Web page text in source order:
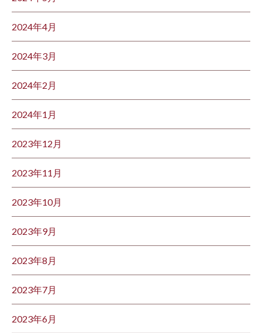
2024年4月
2024年3月
2024年2月
2024年1月
2023年12月
2023年11月
2023年10月
2023年9月
2023年8月
2023年7月
2023年6月